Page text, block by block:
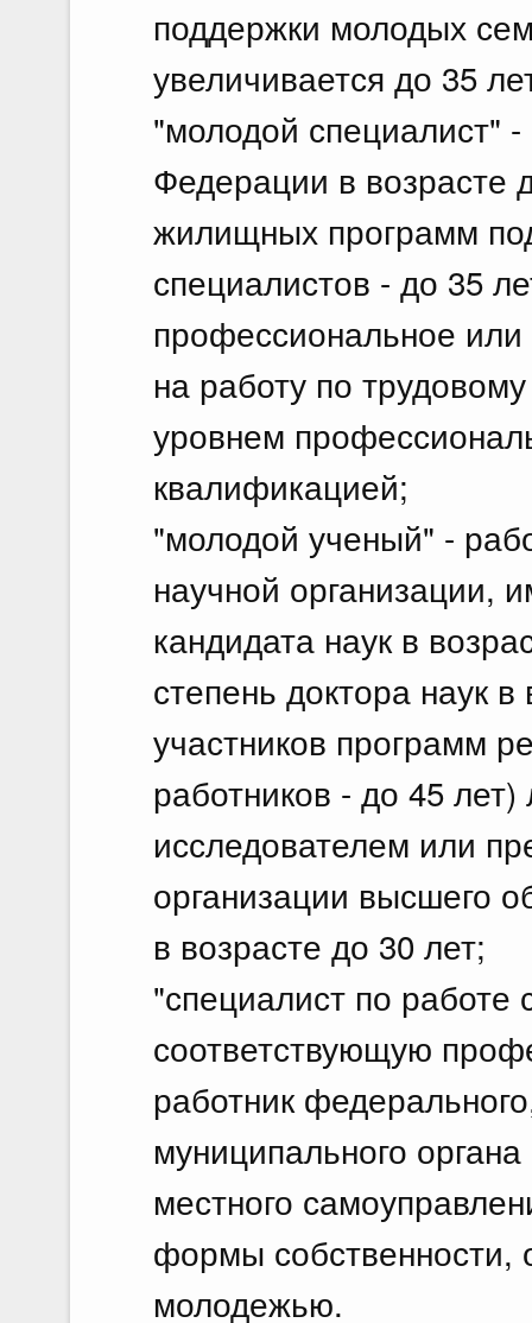
поддержки молодых
увеличивается до 35
"молодой специалист"
Федерации в возрасте
жилищных программ
специалистов - до 35
профессиональное
на работу по
уровнем
квалификацией;
"молодой ученый" -
научной организации,
кандидата наук в
степень доктора наук
участников программ
работников - до 45
исследователем или
организации высшего
в возрасте до 30 лет;
"специалист по
соответствующую
работник
муниципального
местного
формы собственности,
молодежью.